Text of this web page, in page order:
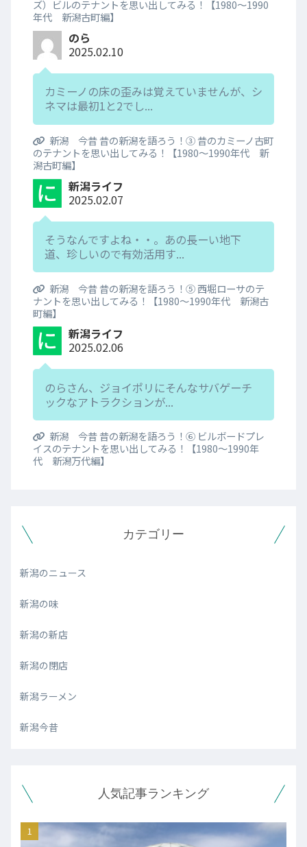
ズ）ビルのテナントを思い出してみる！【1980～1990
年代 新潟古町編】
のら
2025.02.10
カミーノの床の歪みは覚えていませんが、シ
ネマは最初1と2でし...
新潟 今昔 昔の新潟を語ろう！③ 昔のカミーノ古町
のテナントを思い出してみる！【1980～1990年代 新
潟古町編】
新潟ライフ
2025.02.07
そうなんですよね・・。あの長ーい地下
道、珍しいので有効活用す...
新潟 今昔 昔の新潟を語ろう！⑤ 西堀ローサのテ
ナントを思い出してみる！【1980～1990年代 新潟古
町編】
新潟ライフ
2025.02.06
のらさん、ジョイポリにそんなサバゲーチ
ックなアトラクションが...
新潟 今昔 昔の新潟を語ろう！⑥ ビルボードプレ
イスのテナントを思い出してみる！【1980～1990年
代 新潟万代編】
カテゴリー
新潟のニュース
新潟の味
新潟の新店
新潟の閉店
新潟ラーメン
新潟今昔
人気記事ランキング